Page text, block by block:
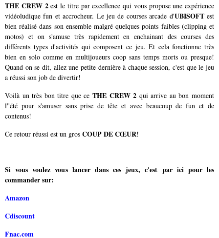
THE CREW 2est le titre par excellence qui vous propose une expérience
vidéoludique fun et accrocheur. Le jeu de courses arcade d'UBISOFTest
bien réalisé dans son ensemble malgré quelques points faibles (clipping et
motos) et on s'amuse très rapidement en enchainant des courses des
différents types d'activités qui composent ce jeu. Et cela fonctionne très
bien en solo comme en multijoueurs coop sans temps morts ou presque!
Quand on se dit, allez une petite dernière à chaque session, c'est que le jeu
a réussi son job de divertir!
Voilà un très bon titre que ce THE CREW 2 qui arrive au bon moment
l''été pour s'amuser sans prise de tête et avec beaucoup de fun et de
contenus!
Ce retour réussi est un gros COUP DE CŒUR!
Si vous voulez vous lancer dans ces jeux, c'est par ici pour les
commander sur:
Amazon
Cdiscount
Fnac.com